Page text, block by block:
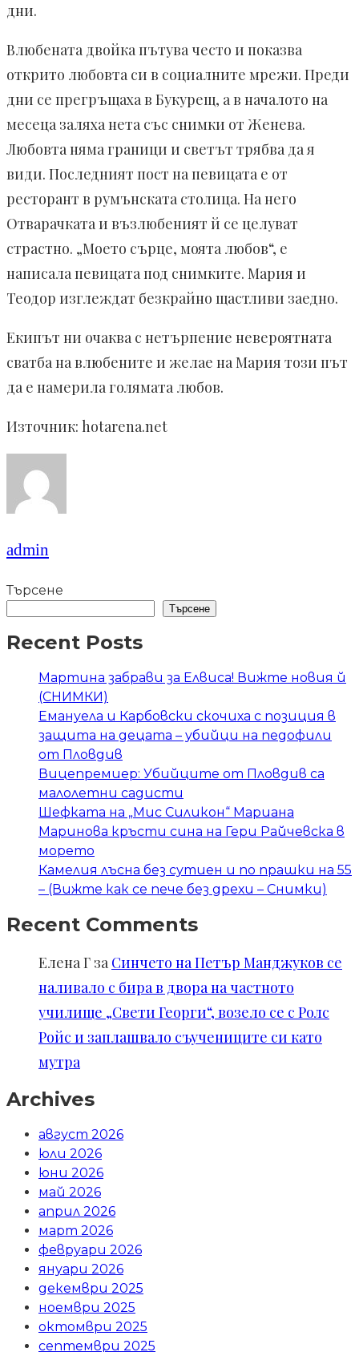
дни.
Влюбената двойка пътува често и показва
открито любовта си в социалните мрежи. Преди
дни се прегръщаха в Букурещ, а в началото на
месеца заляха нета със снимки от Женева.
Любовта няма граници и светът трябва да я
види. Последният пост на певицата е от
ресторант в румънската столица. На него
Отварачката и възлюбеният й се целуват
страстно. „Моето сърце, моята любов“, е
написала певицата под снимките. Мария и
Теодор изглеждат безкрайно щастливи заедно.
Екипът ни очаква с нетърпение невероятната
сватба на влюбените и желае на Мария този път
да е намерила голямата любов.
Източник: hotarena.net
admin
Търсене
Търсене
Recent Posts
Мартина забрави за Елвиса! Вижте новия й
(СНИМКИ)
Емануела и Карбовски скочиха с позиция в
защита на децата – убийци на педофили
от Пловдив
Вицепремиер: Убийците от Пловдив са
малолетни садисти
Шефката на „Мис Силикон“ Мариана
Маринова кръсти сина на Гери Райчевска в
морето
Камелия лъсна без сутиен и по прашки на 55
– (Вижте как се пече без дрехи – Снимки)
Recent Comments
Елена Г за Синчето на Петър Манджуков се
наливало с бира в двора на частното
училище „Свети Георги“, возело се с Ролс
Ройс и заплашвало съучениците си като
мутра
Archives
август 2026
юли 2026
юни 2026
май 2026
април 2026
март 2026
февруари 2026
януари 2026
декември 2025
ноември 2025
октомври 2025
септември 2025